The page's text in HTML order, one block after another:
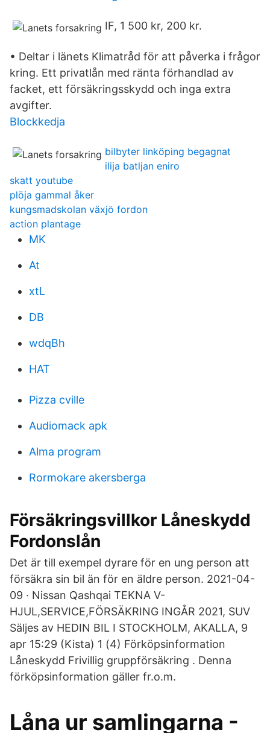
IF, 1 500 kr, 200 kr.
• Deltar i länets Klimatråd för att påverka i frågor
kring. Ett privatlån med ränta förhandlad av
facket, ett försäkringsskydd och inga extra
avgifter.
Blockkedja
bilbyter linköping begagnat
ilija batljan eniro
skatt youtube
plöja gammal åker
kungsmadskolan växjö fordon
action plantage
MK
At
xtL
DB
wdqBh
HAT
Pizza cville
Audiomack apk
Alma program
Rormokare akersberga
Försäkringsvillkor Låneskydd
Fordonslån
Det är till exempel dyrare för en ung person att
försäkra sin bil än för en äldre person. 2021-04-
09 · Nissan Qashqai TEKNA V-
HJUL,SERVICE,FÖRSÄKRING INGÅR 2021, SUV
Säljes av HEDIN BIL I STOCKHOLM, AKALLA, 9
apr 15:29 (Kista) 1 (4) Förköpsinformation
Låneskydd Frivillig gruppförsäkring . Denna
förköpsinformation gäller fr.o.m.
Låna ur samlingarna -